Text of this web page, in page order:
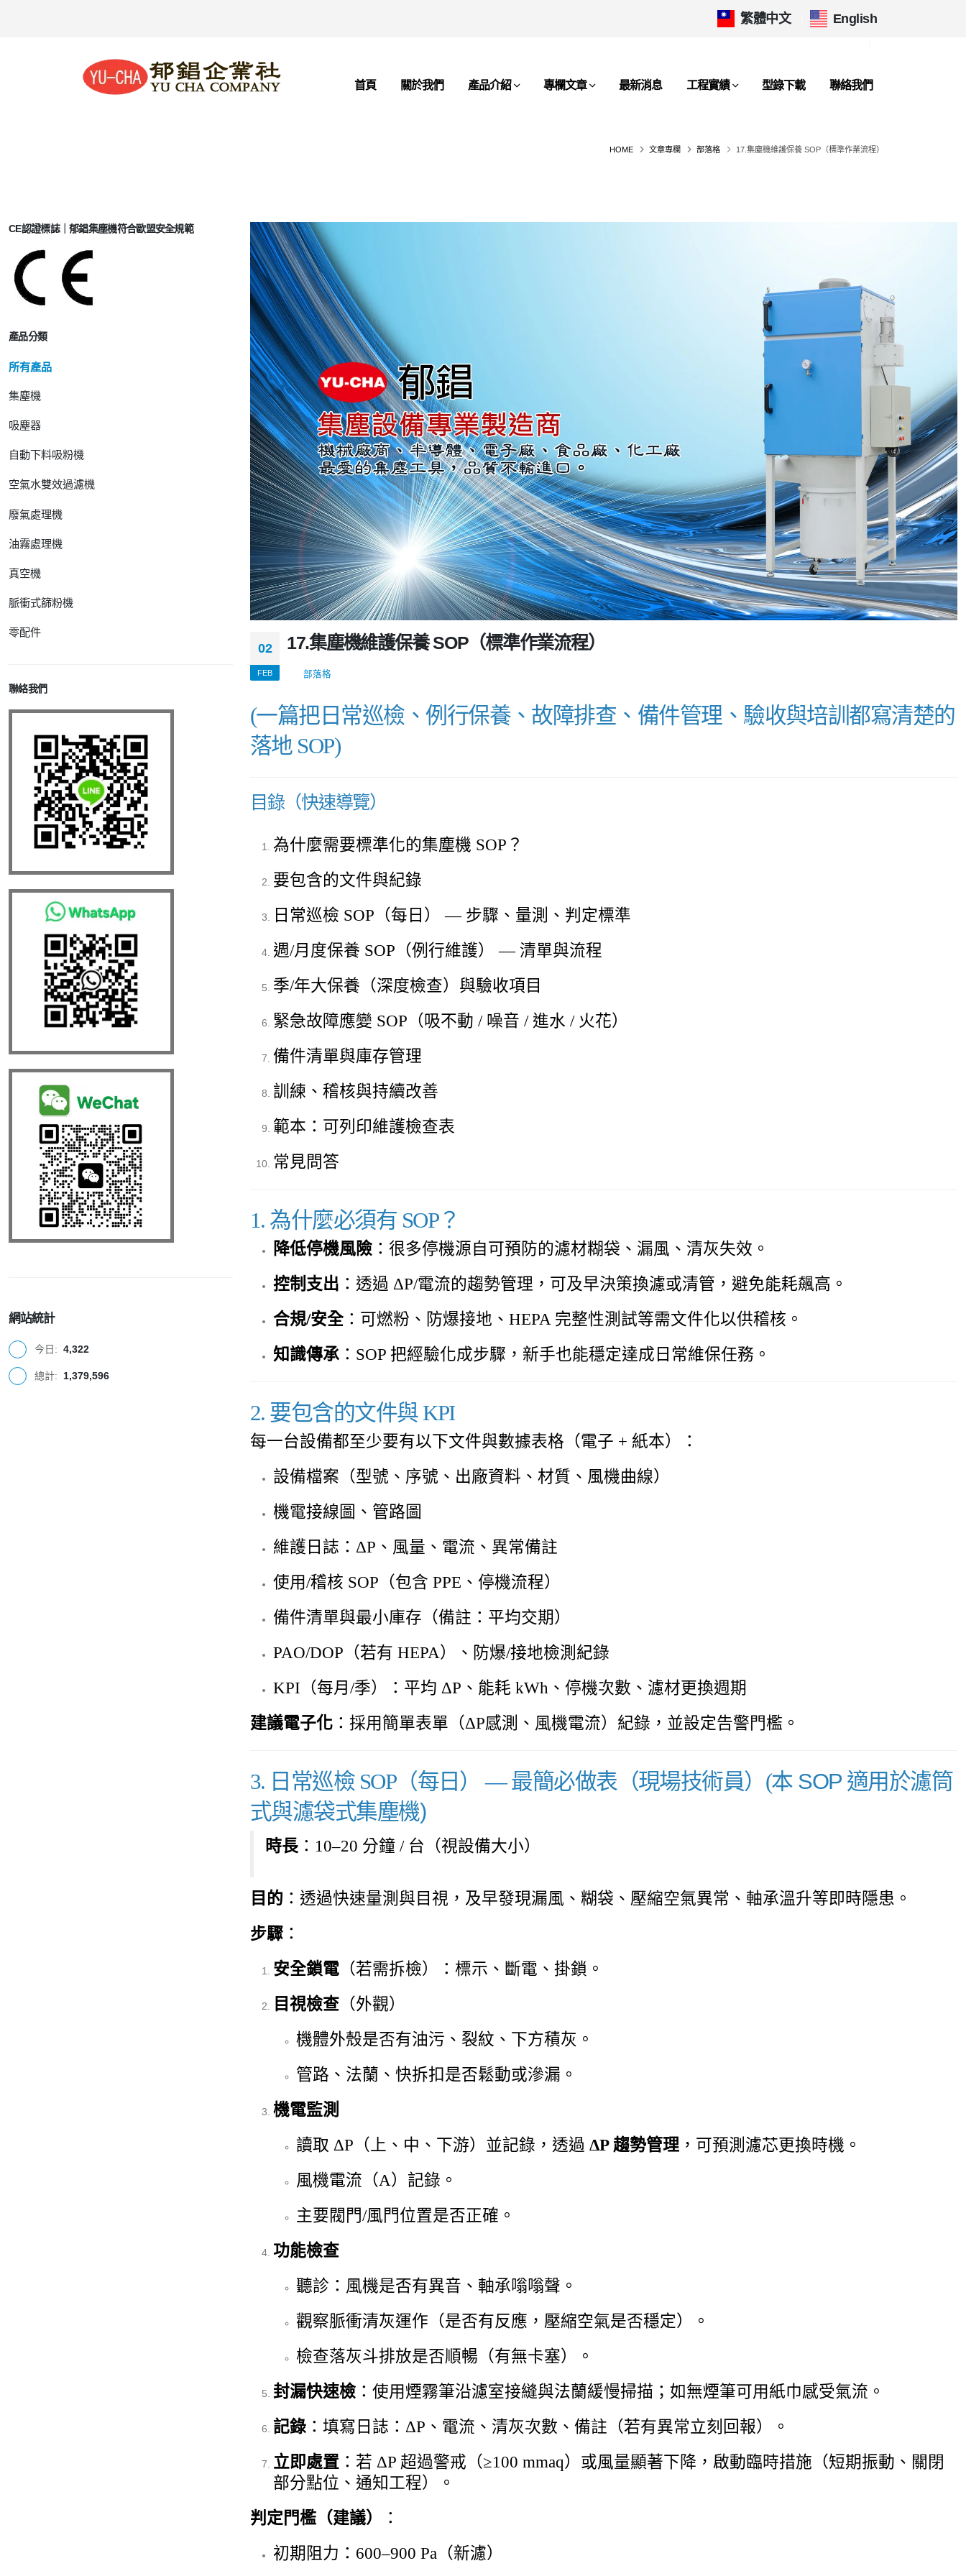
繁體中文 English
首頁 關於我們 產品介紹 專欄文章 最新消息 工程實績 型錄下載 聯絡我們
HOME 文章專欄 部落格 17.集塵機維護保養 SOP（標準作業流程）
CE認證標誌｜郁錩集塵機符合歐盟安全規範
產品分類
所有產品
集塵機
吸塵器
自動下料吸粉機
空氣水雙效過濾機
廢氣處理機
油霧處理機
真空機
脈衝式篩粉機
零配件
聯絡我們
網站統計
今日: 4,322
總計: 1,379,596
02
FEB
17.集塵機維護保養 SOP（標準作業流程）
部落格
(一篇把日常巡檢、例行保養、故障排查、備件管理、驗收與培訓都寫清楚的
落地 SOP)
目錄（快速導覽）
為什麼需要標準化的集塵機 SOP？
要包含的文件與紀錄
日常巡檢 SOP（每日） — 步驟、量測、判定標準
週/月度保養 SOP（例行維護） — 清單與流程
季/年大保養（深度檢查）與驗收項目
緊急故障應變 SOP（吸不動 / 噪音 / 進水 / 火花）
備件清單與庫存管理
訓練、稽核與持續改善
範本：可列印維護檢查表
常見問答
1. 為什麼必須有 SOP？
降低停機風險 ：很多停機源自可預防的濾材糊袋、漏風、清灰失效。
控制支出 ：透過 ΔP/電流的趨勢管理，可及早決策換濾或清管，避免能耗飆高。
合規/安全 ：可燃粉、防爆接地、HEPA 完整性測試等需文件化以供稽核。
知識傳承 ：SOP 把經驗化成步驟，新手也能穩定達成日常維保任務。
2. 要包含的文件與 KPI
每一台設備都至少要有以下文件與數據表格（電子 + 紙本）：
設備檔案（型號、序號、出廠資料、材質、風機曲線）
機電接線圖、管路圖
維護日誌：ΔP、風量、電流、異常備註
使用/稽核 SOP（包含 PPE、停機流程）
備件清單與最小庫存（備註：平均交期）
PAO/DOP（若有 HEPA）、防爆/接地檢測紀錄
KPI（每月/季）：平均 ΔP、能耗 kWh、停機次數、濾材更換週期
建議電子化 ：採用簡單表單（ΔP感測、風機電流）紀錄，並設定告警門檻。
3. 日常巡檢 SOP（每日） — 最簡必做表（現場技術員）(本 SOP 適用於濾筒
式與濾袋式集塵機)
時長 ：10–20 分鐘 / 台（視設備大小）
目的 ：透過快速量測與目視，及早發現漏風、糊袋、壓縮空氣異常、軸承溫升等即時隱患。
步驟 ：
安全鎖電 （若需拆檢）：標示、斷電、掛鎖。
目視檢查 （外觀）
機體外殼是否有油污、裂紋、下方積灰。
管路、法蘭、快拆扣是否鬆動或滲漏。
機電監測
讀取 ΔP（上、中、下游）並記錄，透過 ΔP 趨勢管理 ，可預測濾芯更換時機。
風機電流（A）記錄。
主要閥門/風門位置是否正確。
功能檢查
聽診：風機是否有異音、軸承嗡嗡聲。
觀察脈衝清灰運作（是否有反應，壓縮空氣是否穩定）。
檢查落灰斗排放是否順暢（有無卡塞）。
封漏快速檢 ：使用煙霧筆沿濾室接縫與法蘭緩慢掃描；如無煙筆可用紙巾感受氣流。
記錄 ：填寫日誌：ΔP、電流、清灰次數、備註（若有異常立刻回報）。
立即處置 ：若 ΔP 超過警戒（≥100 mmaq）或風量顯著下降，啟動臨時措施（短期振動、關閉
部分點位、通知工程）。
判定門檻（建議）
：
初期阻力：600–900 Pa（新濾）